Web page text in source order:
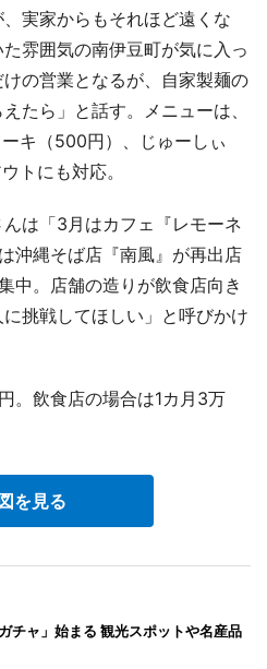
、実家からもそれほど遠くな
雰囲気の南伊豆町が気に入っ
の営業となるが、自家製麺の
たら」と話す。メニューは、
キ（500円）、じゅーしぃ
トにも対応。
は「3月はカフェ『レモーネ
沖縄そば店『南風』が再出店
中。店舗の造りが飲食店向き
挑戦してほしい」と呼びかけ
。飲食店の場合は1カ月3万
を見る
チャ」始まる 観光スポットや名産品